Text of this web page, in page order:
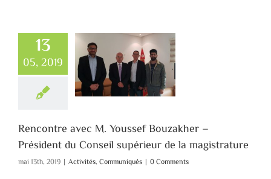
13
05, 2019
avec M.
Bouzakher
du
supérieur
magistrature
Rencontre avec M. Youssef Bouzakher –
Président du Conseil supérieur de la magistrature
mai 13th, 2019 | Activités, Communiqués | 0 Comments